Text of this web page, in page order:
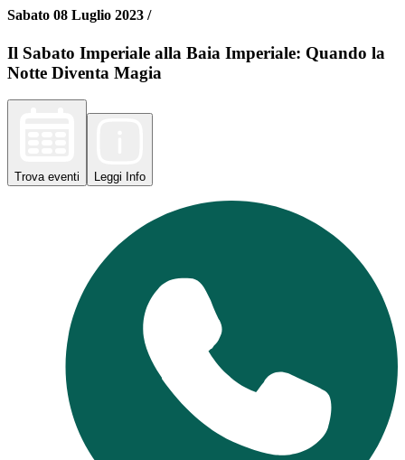
Sabato 08 Luglio 2023 /
Il Sabato Imperiale alla Baia Imperiale: Quando la
Notte Diventa Magia
Trova eventi Leggi Info